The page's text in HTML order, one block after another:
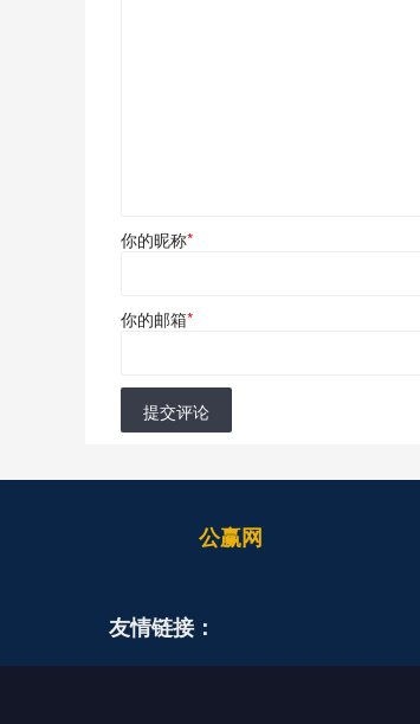
你的昵称*
你的邮箱*
提交评论
公赢网
友情链接：